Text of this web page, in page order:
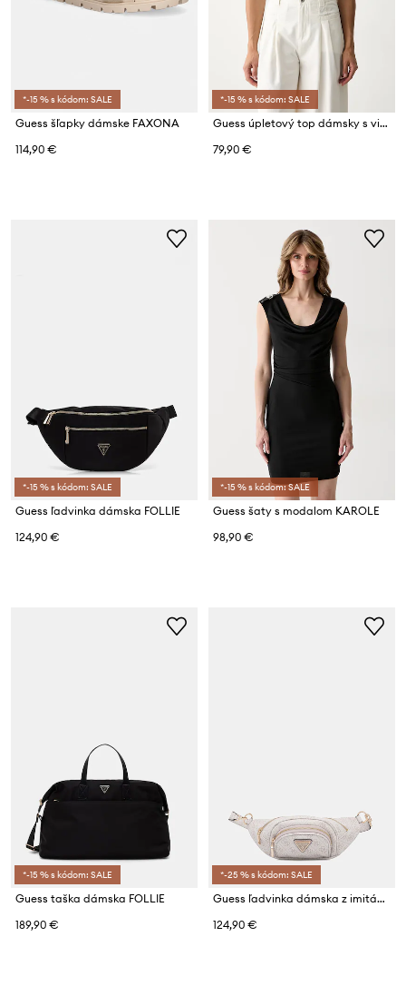
*-15 % s kódom: SALE
Guess šľapky dámske FAXONA
114,90 €
*-15 % s kódom: SALE
Guess úpletový top dámsky s viskózou
79,90 €
*-15 % s kódom: SALE
Guess ľadvinka dámska FOLLIE
124,90 €
*-15 % s kódom: SALE
Guess šaty s modalom KAROLE
98,90 €
*-15 % s kódom: SALE
Guess taška dámska FOLLIE
189,90 €
*-25 % s kódom: SALE
Guess ľadvinka dámska z imitácie kože LATONA
124,90 €